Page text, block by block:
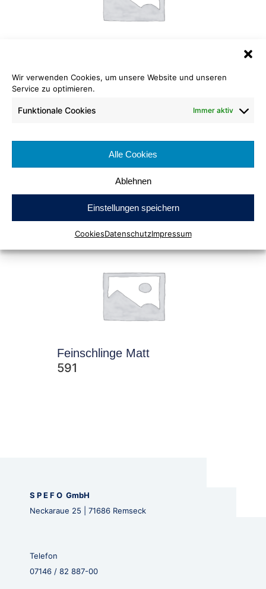
Wir verwenden Cookies, um unsere Website und unseren
Service zu optimieren.
Funktionale Cookies Immer aktiv
Alle Cookies
Ablehnen
Einstellungen speichern
CookiesDatenschutzImpressum
Feinschlinge Matt
566
Feinschlinge Matt
591
S P E F O GmbH
Neckaraue 25 | 71686 Remseck
Telefon
07146 / 82 887-00